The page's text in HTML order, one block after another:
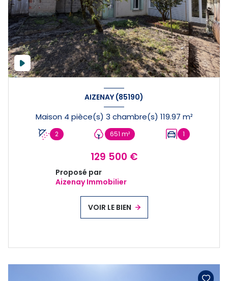
AIZENAY (85190)
Maison 4 pièce(s) 3 chambre(s) 119.97 m²
2 651 m² 1
129 500 €
Proposé par
Aizenay Immobilier
VOIR LE BIEN